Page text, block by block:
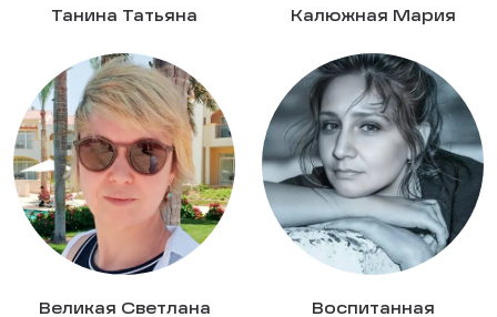
Танина Татьяна Калюжная Мария
Великая Светлана Воспитанная